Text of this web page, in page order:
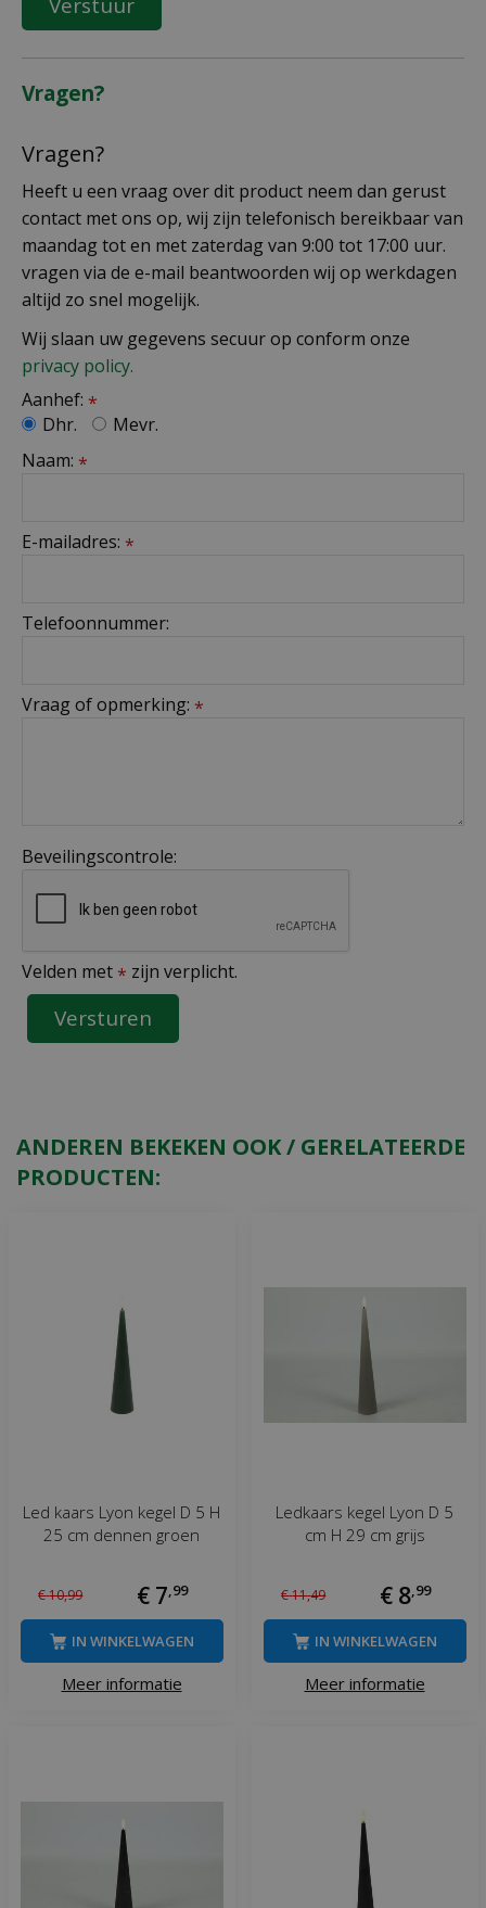
Vragen?
Vragen?
Heeft u een vraag over dit product neem dan gerust
contact met ons op, wij zijn telefonisch bereikbaar van
maandag tot en met zaterdag van 9:00 tot 17:00 uur.
vragen via de e-mail beantwoorden wij op werkdagen
altijd zo snel mogelijk.
Wij slaan uw gegevens secuur op conform onze
privacy policy.
Aanhef: *
Dhr.
Mevr.
Naam: *
E-mailadres: *
Telefoonnummer:
Vraag of opmerking: *
Beveilingscontrole:
Velden met * zijn verplicht.
ANDEREN BEKEKEN OOK / GERELATEERDE
PRODUCTEN:
Led kaars Lyon kegel D 5 H
25 cm dennen groen
€10,99 € 7,99
Meer informatie
IN WINKELWAGEN
Ledkaars kegel Lyon D 5
cm H 29 cm grijs
€11,49 € 8,99
Meer informatie
IN WINKELWAGEN